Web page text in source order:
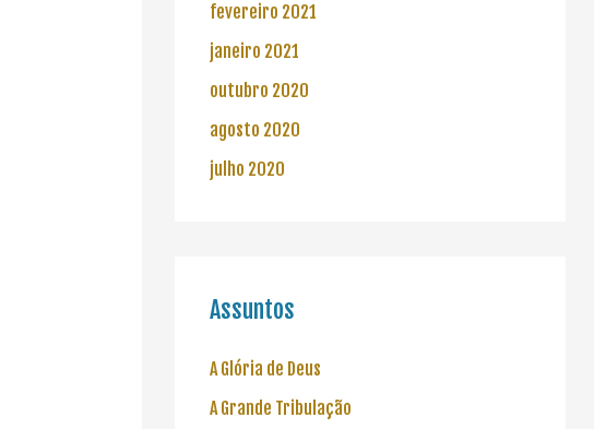
fevereiro 2021
janeiro 2021
outubro 2020
agosto 2020
julho 2020
Assuntos
A Glória de Deus
A Grande Tribulação